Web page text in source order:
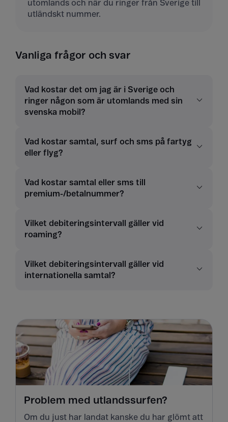
utomlands och när du ringer från Sverige till
utländskt nummer.
Vanliga frågor och svar
Vad kostar det om jag är i Sverige och
ringer någon som är utomlands med sin
svenska mobil?
Vad kostar samtal, surf och sms på fartyg
eller flyg?
Vad kostar samtal eller sms till
premium-/betalnummer?
Vilket debiteringsintervall gäller vid
roaming?
Vilket debiteringsintervall gäller vid
internationella samtal?
Problem med utlandssurfen?
Om du just har landat kanske du har glömt att